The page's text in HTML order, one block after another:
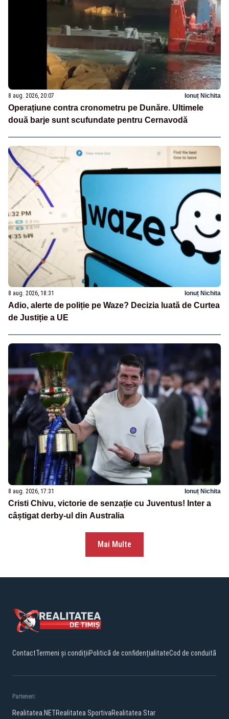
8 aug. 2026, 20:07 Ionuț Nichita
Operațiune contra cronometru pe Dunăre. Ultimele
două barje sunt scufundate pentru Cernavodă
8 aug. 2026, 18:31 Ionuț Nichita
Adio, alerte de poliție pe Waze? Decizia luată de Curtea
de Justiție a UE
8 aug. 2026, 17:31 Ionuț Nichita
Cristi Chivu, victorie de senzație cu Juventus! Inter a
câștigat derby-ul din Australia
Mai Multe
ContactTermeni și condițiiPolitică de confidențialitateCod de conduită
Parteneri:
Realitatea.NETRealitatea SportivaRealitatea Star